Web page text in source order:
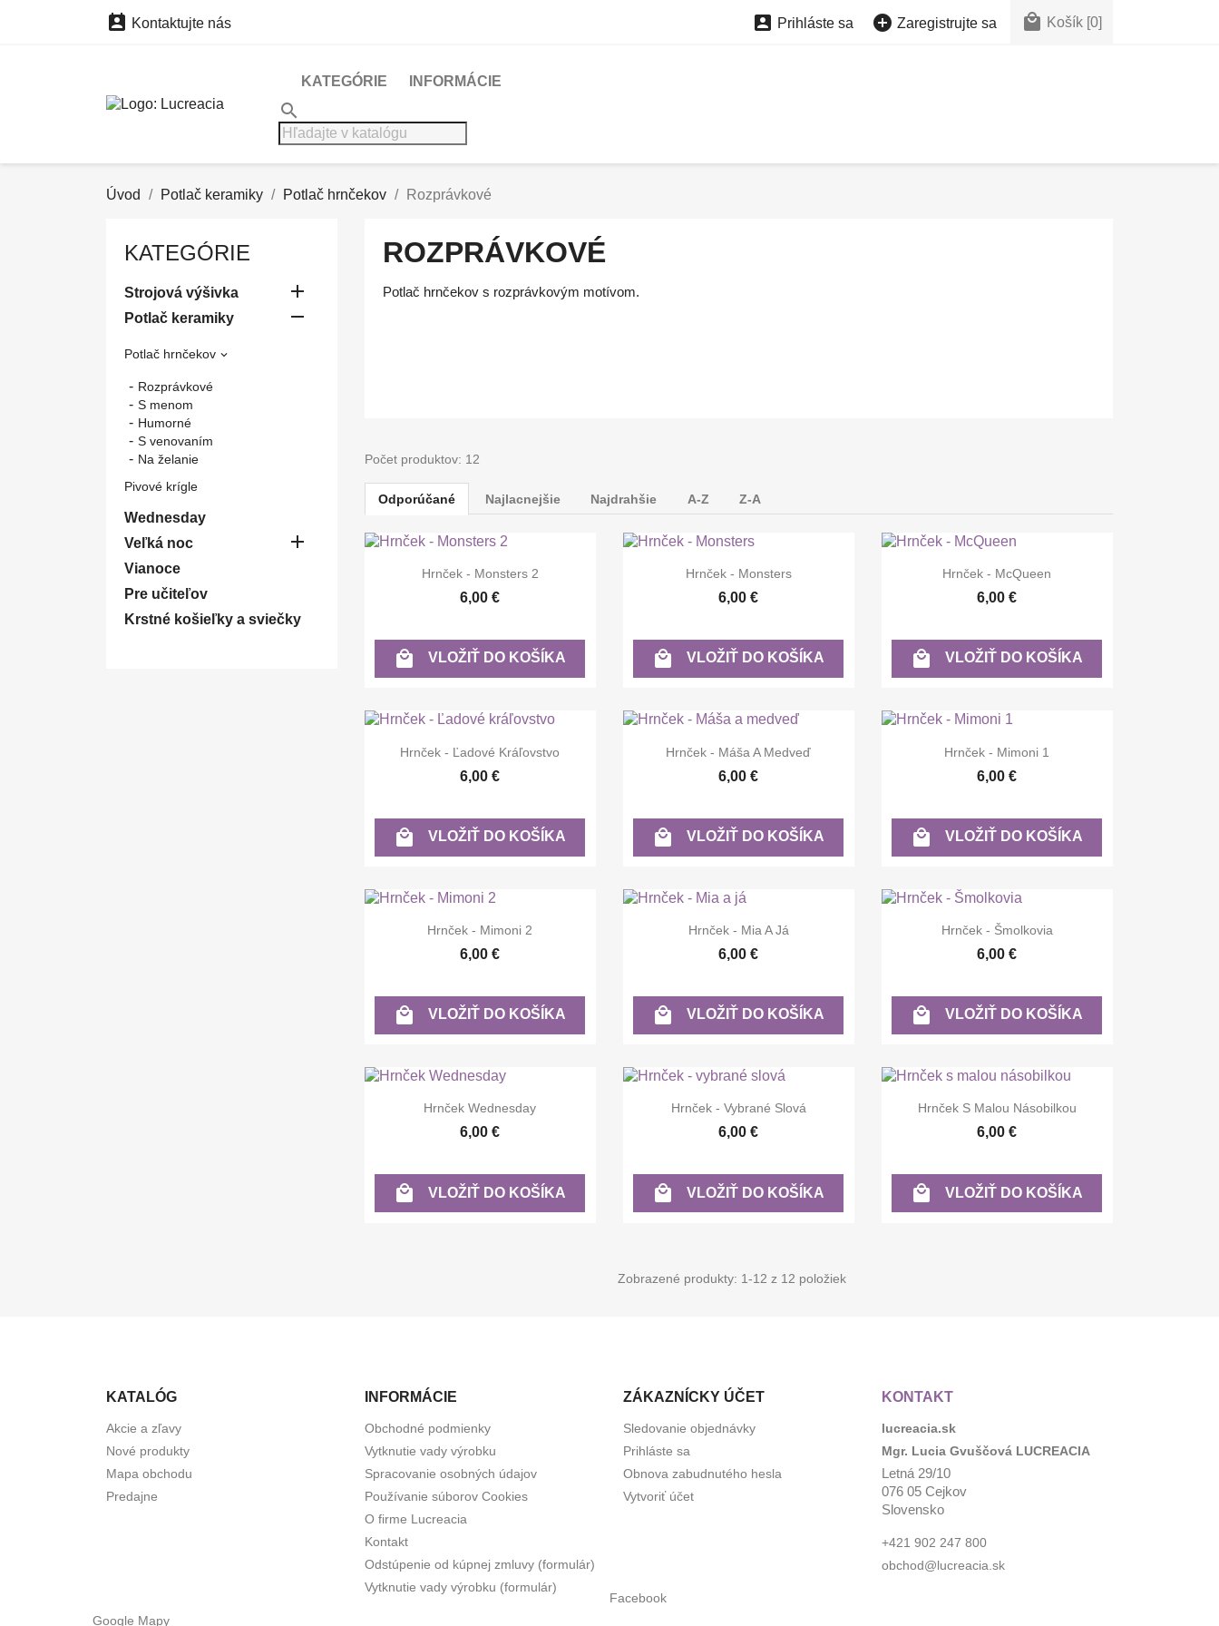
 Kontaktujte nás  Prihláste sa  Zaregistrujte sa  Košík [0]
KATEGÓRIE INFORMÁCIE
search
Úvod Potlač keramiky Potlač hrnčekov Rozprávkové
KATEGÓRIE
Strojová výšivka 
Potlač keramiky 
Potlač hrnčekov 
Rozprávkové
S menom
Humorné
S venovaním
Na želanie
Pivové krígle
Wednesday
Veľká noc

Vianoce
Pre učiteľov
Krstné košieľky a sviečky
ROZPRÁVKOVÉ
Potlač hrnčekov s rozprávkovým motívom.
Počet produktov: 12
Odporúčané Najlacnejšie Najdrahšie A-Z Z-A
Rýchly náhľad
Hrnček - Monsters 2
6,00 €
 VLOŽIŤ DO KOŠÍKA
Rýchly náhľad
Hrnček - Monsters
6,00 €
 VLOŽIŤ DO KOŠÍKA
Rýchly náhľad
Hrnček - McQueen
6,00 €
 VLOŽIŤ DO KOŠÍKA
 Rýchly náhľad
Hrnček - Ľadové Kráľovstvo
6,00 €
 VLOŽIŤ DO KOŠÍKA
Rýchly náhľad
Hrnček - Máša A Medveď
6,00 €
 VLOŽIŤ DO KOŠÍKA
Rýchly náhľad
Hrnček - Mimoni 1
6,00 €
 VLOŽIŤ DO KOŠÍKA
Rýchly náhľad
Hrnček - Mimoni 2
6,00 €
 VLOŽIŤ DO KOŠÍKA
Rýchly náhľad
Hrnček - Mia A Já
6,00 €
 VLOŽIŤ DO KOŠÍKA
Rýchly náhľad
Hrnček - Šmolkovia
6,00 €
 VLOŽIŤ DO KOŠÍKA
Rýchly náhľad
Hrnček Wednesday
6,00 €
 VLOŽIŤ DO KOŠÍKA
Rýchly náhľad
Hrnček - Vybrané Slová
6,00 €
 VLOŽIŤ DO KOŠÍKA
 Rýchly náhľad
Hrnček S Malou Násobilkou
6,00 €
 VLOŽIŤ DO KOŠÍKA
Zobrazené produkty: 1-12 z 12 položiek
KATALÓG
Akcie a zľavy
Nové produkty
Mapa obchodu
Predajne
INFORMÁCIE
Obchodné podmienky
Vytknutie vady výrobku
Spracovanie osobných údajov
Používanie súborov Cookies
O firme Lucreacia
Kontakt
Odstúpenie od kúpnej zmluvy (formulár)
Vytknutie vady výrobku (formulár)
ZÁKAZNÍCKY ÚČET
Sledovanie objednávky
Prihláste sa
Obnova zabudnutého hesla
Vytvoriť účet
KONTAKT
lucreacia.sk
Mgr. Lucia Gvuščová LUCREACIA
Letná 29/10
076 05 Cejkov
Slovensko
+421 902 247 800
obchod@lucreacia.sk
Facebook
Google Mapy